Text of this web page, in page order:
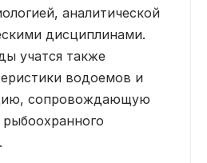
аналитической
дисциплинами.
учатся также
водоемов и
сопровождающую